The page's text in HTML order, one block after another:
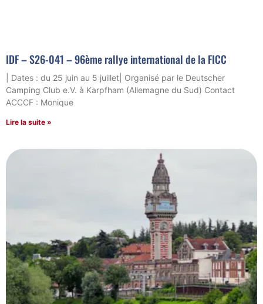
IDF – S26-041 – 96ème rallye international de la FICC
| Dates : du 25 juin au 5 juillet| Organisé par le Deutscher
Camping Club e.V. à Karpfham (Allemagne du Sud) Contact
ACCCF : Monique
Lire la suite »